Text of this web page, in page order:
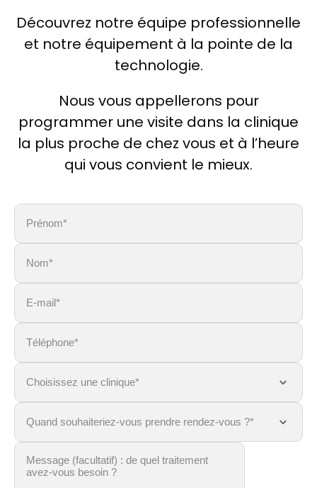
Découvrez notre équipe professionnelle
et notre équipement à la pointe de la
technologie.
Nous vous appellerons pour
programmer une visite dans la clinique
la plus proche de chez vous et à l’heure
qui vous convient le mieux.